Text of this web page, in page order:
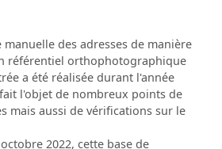
des adresses de manière
référentiel orthophotographique
a été réalisée durant l'année
l'objet de nombreux points de
mais aussi de vérifications sur le
2022, cette base de